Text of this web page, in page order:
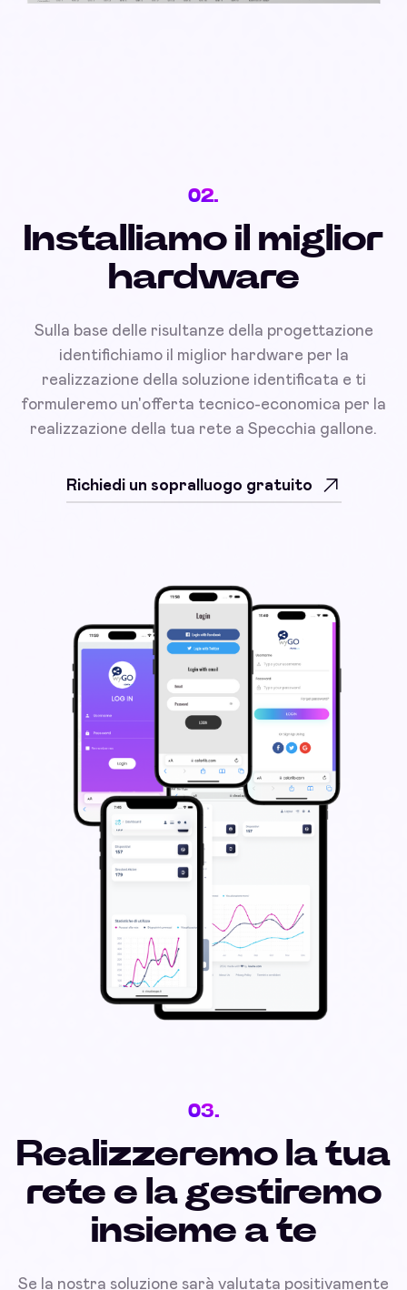
02.
Installiamo il miglior
hardware
Sulla base delle risultanze della progettazione
identifichiamo il miglior hardware per la
realizzazione della soluzione identificata e ti
formuleremo un'offerta tecnico-economica per la
realizzazione della tua rete a Specchia gallone.
Richiedi un sopralluogo gratuito
03.
Realizzeremo la tua
rete e la gestiremo
insieme a te
Se la nostra soluzione sarà valutata positivamente